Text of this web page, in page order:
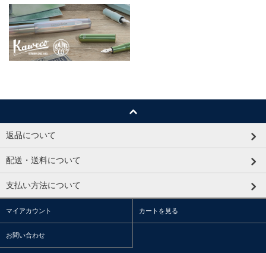
返品について
配送・送料について
支払い方法について
マイアカウント カートを見る
お問い合わせ